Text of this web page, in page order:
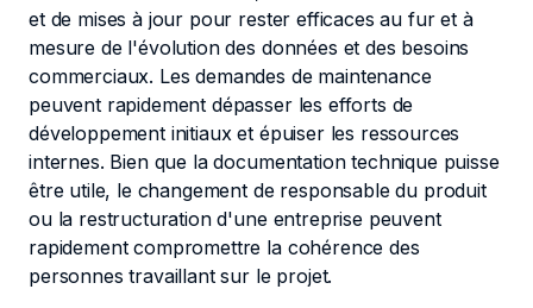
et de mises à jour pour rester efficaces au fur et à
mesure de l'évolution des données et des besoins
commerciaux. Les demandes de maintenance
peuvent rapidement dépasser les efforts de
développement initiaux et épuiser les ressources
internes. Bien que la documentation technique puisse
être utile, le changement de responsable du produit
ou la restructuration d'une entreprise peuvent
rapidement compromettre la cohérence des
personnes travaillant sur le projet.